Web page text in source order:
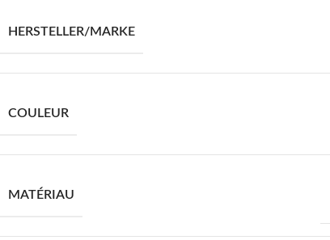
HERSTELLER/MARKE
COULEUR
MATÉRIAU